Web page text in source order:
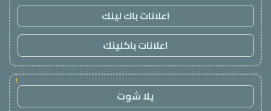
اعلانات باك لينك
اعلانات باكلينك
!
يلا شوت